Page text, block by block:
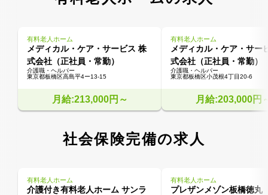
有料老人ホーム
メディカル・ケア・サービス 株
式会社（正社員・常勤）
介護職・ヘルパー
東京都板橋区高島平4ー13-15
月給:213,000円～
有料老人ホーム
メディカル・ケア・サー
式会社（正社員・常勤）
介護職・ヘルパー
東京都板橋区小茂根4丁目20-6
月給:203,000円
社会保険完備の求人
有料老人ホーム
介護付き有料老人ホーム サンラ
有料老人ホーム
プレザンメゾン板橋徳丸